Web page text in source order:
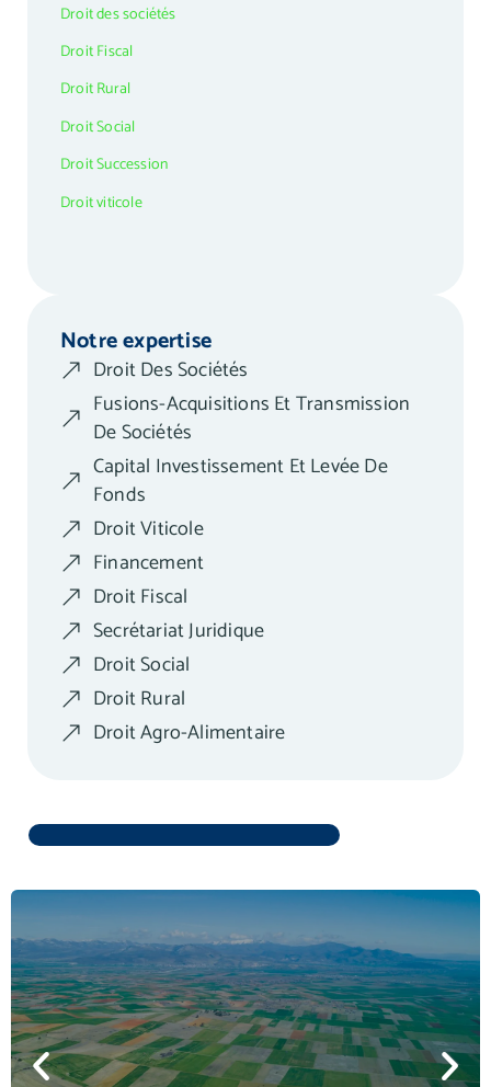
Droit des sociétés
Droit Fiscal
Droit Rural
Droit Social
Droit Succession
Droit viticole
Notre expertise
Droit Des Sociétés
Fusions-Acquisitions Et Transmission
De Sociétés
Capital Investissement Et Levée De
Fonds
Droit Viticole
Financement
Droit Fiscal
Secrétariat Juridique
Droit Social
Droit Rural
Droit Agro-Alimentaire